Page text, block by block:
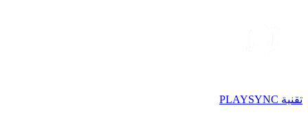
تقنية PLAYSYNC